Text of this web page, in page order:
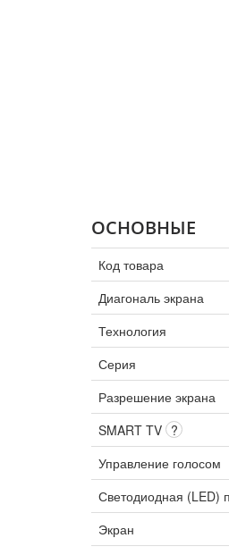
ОСНОВНЫЕ
Код товара
Диагональ экрана
Технология
Серия
Разрешение экрана
SMART TV ?
Управление голосом
Светодиодная (LED)
Экран